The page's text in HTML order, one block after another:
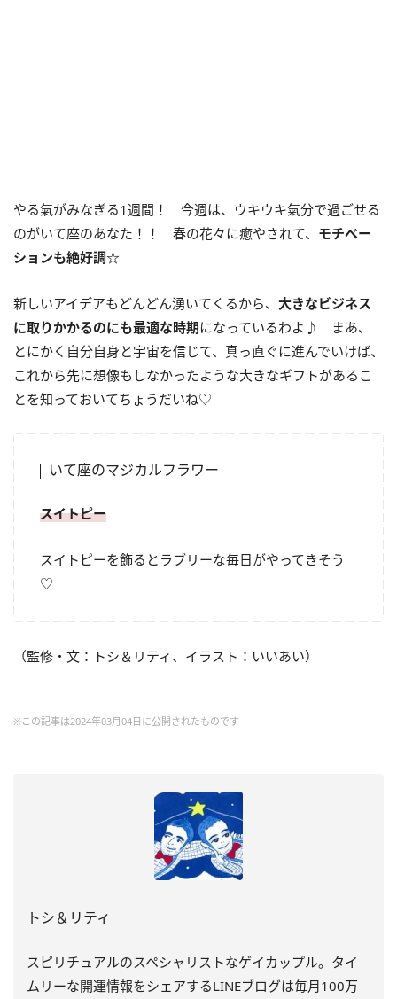
やる氣がみなぎる1週間！ 今週は、ウキウキ氣分で過ごせる
のがいて座のあなた！！ 春の花々に癒やされて、 モチベー
ションも絶好調☆
新しいアイデアもどんどん湧いてくるから、 大きなビジネス
に取りかかるのにも最適な時期になっているわよ♪ まあ、
とにかく自分自身と宇宙を信じて、真っ直ぐに進んでいけば、
これから先に想像もしなかったような大きなギフトがあるこ
とを知っておいてちょうだいね♡
いて座のマジカルフラワー
スイトピー
スイトピーを飾るとラブリーな毎日がやってきそう
♡
（監修・文：トシ＆リティ、イラスト：いいあい）
※この記事は2024年03月04日に公開されたものです
トシ＆リティ
スピリチュアルのスペシャリストなゲイカップル。タイ
ムリーな開運情報をシェアするLINEブログは毎月100万